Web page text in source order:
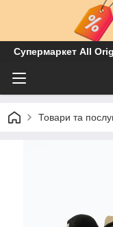
Супермаркет All
Товари та